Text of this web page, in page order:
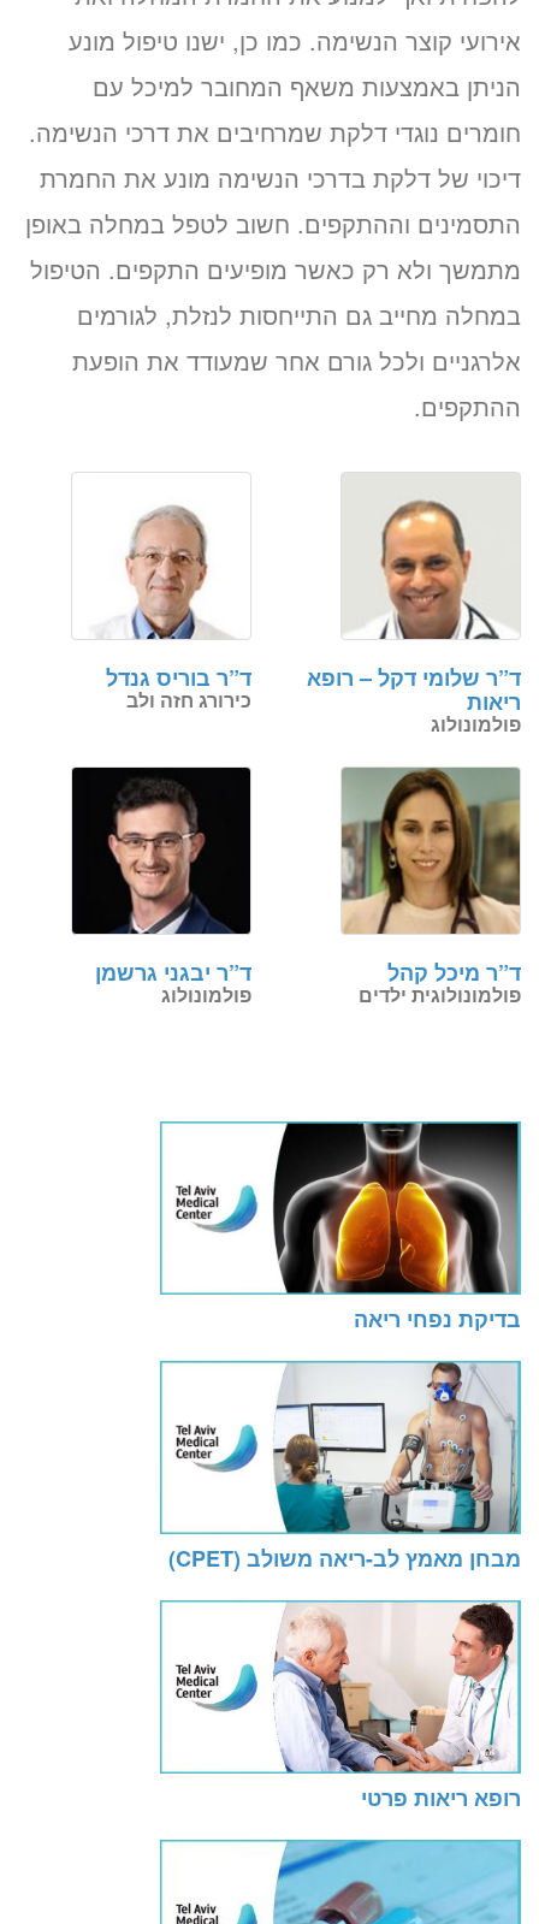
אירועי קוצר הנשימה. כמו כן, ישנו טיפול מונע
הניתן באמצעות משאף המחובר למיכל עם
חומרים נוגדי דלקת שמרחיבים את דרכי הנשימה.
דיכוי של דלקת בדרכי הנשימה מונע את החמרת
התסמינים וההתקפים. חשוב לטפל במחלה באופן
מתמשך ולא רק כאשר מופיעים התקפים. הטיפול
במחלה מחייב גם התייחסות לנזלת, לגורמים
אלרגניים ולכל גורם אחר שמעודד את הופעת
ההתקפים.
ד”ר בוריס גנדל
כירורג חזה ולב
ד”ר שלומי דקל – רופא
ריאות
פולמונולוג
ד”ר יבגני גרשמן
פולמונולוג
ד”ר מיכל קהל
פולמונולוגית ילדים
בדיקת נפחי ריאה
מבחן מאמץ לב-ריאה משולב (CPET)
רופא ריאות פרטי